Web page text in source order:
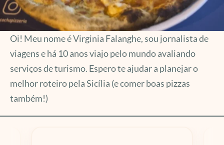
Oi! Meu nome é Virginia Falanghe, sou jornalista de
viagens e há 10 anos viajo pelo mundo avaliando
serviços de turismo. Espero te ajudar a planejar o
melhor roteiro pela Sicília (e comer boas pizzas
também!)